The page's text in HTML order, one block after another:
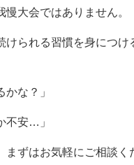
慢大会ではありません。
けられる習慣を身につけ
かな？」
不安…」
まずはお気軽にご相談く